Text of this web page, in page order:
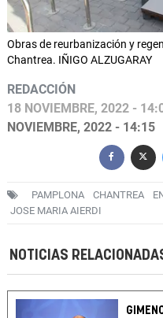
Obras de reurbanización y
Chantrea. IÑIGO ALZUGARAY
REDACCIÓN
18 NOVIEMBRE, 2022 -
NOVIEMBRE, 2022 - 14:15
PAMPLONA CHANTREA
JOSE MARIA AIERDI
NOTICIAS